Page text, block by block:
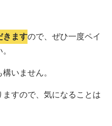
きますので、ぜひ一度ペイ
いません。
すので、気になることは